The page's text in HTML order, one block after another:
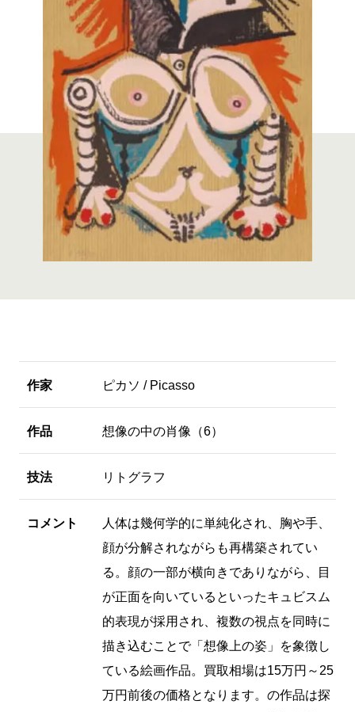
作家 ピカソ / Picasso
作品 想像の中の肖像（6）
技法 リトグラフ
コメント
人体は幾何学的に単純化され、胸や手、
顔が分解されながらも再構築されてい
る。顔の一部が横向きでありながら、目
が正面を向いているといったキュビスム
的表現が採用され、複数の視点を同時に
描き込むことで「想像上の姿」を象徴し
ている絵画作品。買取相場は15万円～25
万円前後の価格となります。の作品は探